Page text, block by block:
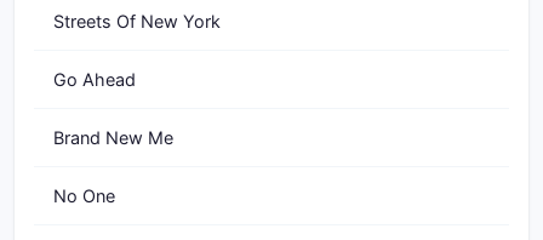
Streets Of New York
Go Ahead
Brand New Me
No One